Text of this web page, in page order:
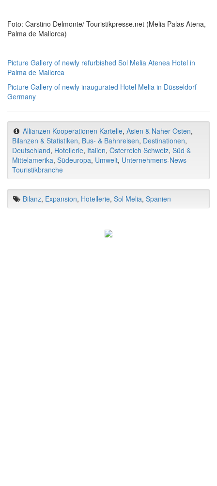
Foto: Carstino Delmonte/ Touristikpresse.net (Melia Palas Atena,
Palma de Mallorca)
Picture Gallery of newly refurbished Sol Melia Atenea Hotel in
Palma de Mallorca
Picture Gallery of newly inaugurated Hotel Melia in Düsseldorf
Germany
Allianzen Kooperationen Kartelle, Asien & Naher Osten,
Bilanzen & Statistiken, Bus- & Bahnreisen, Destinationen,
Deutschland, Hotellerie, Italien, Österreich Schweiz, Süd &
Mittelamerika, Südeuropa, Umwelt, Unternehmens-News
Touristikbranche
Bilanz, Expansion, Hotellerie, Sol Melia, Spanien